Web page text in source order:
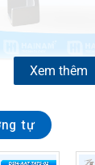
AAT-TATS-
khí nén
được thiết
Xem thêm
tự